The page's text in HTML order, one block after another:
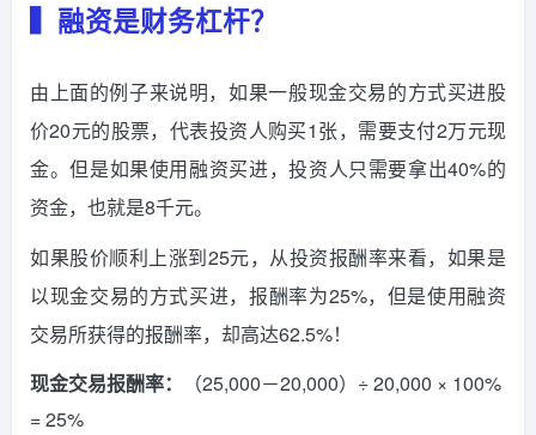
▍融资是财务杠杆？
由上面的例子来说明，如果一般现金交易的方式买进股
价20元的股票，代表投资人购买1张，需要支付2万元现
金。但是如果使用融资买进，投资人只需要拿出40%的
资金，也就是8千元。
如果股价顺利上涨到25元，从投资报酬率来看，如果是
以现金交易的方式买进，报酬率为25%，但是使用融资
交易所获得的报酬率，却高达62.5%！
现金交易报酬率：
（25,000－20,000）÷ 20,000 × 100%
= 25%